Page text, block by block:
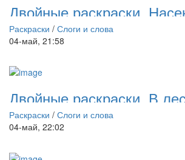
Двойные раскраски.
Раскраски / Слоги и слова
04-май, 21:58
Двойные раскраски. В
Раскраски / Слоги и слова
04-май, 22:02